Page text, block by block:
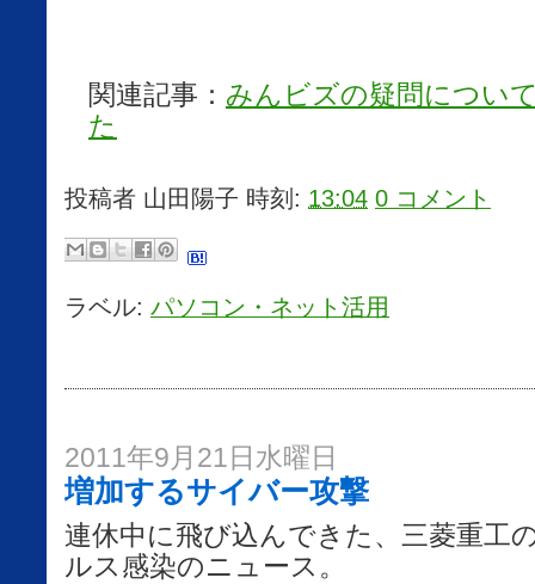
関連記事： みんビズの疑問につい
た
投稿者 山田陽子 時刻: 13:04 0 コメント
ラベル: パソコン・ネット活用
2011年9月21日水曜日
増加するサイバー攻撃
連休中に飛び込んできた、三菱重工
ルス感染のニュース。